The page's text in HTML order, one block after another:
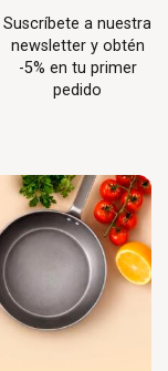
Suscríbete a nuestra
newsletter y obtén
-5% en tu primer
pedido